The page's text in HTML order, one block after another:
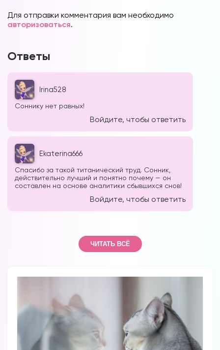
Для отправки комментария вам необходимо
авторизоваться.
Ответы
Irina528
Соннику нет равных!
Войдите, чтобы ответить
Ekaterina666
Спасибо за такой титанический труд. Сонник,
действительно лучший и понятно почему — он
составлен на основе аналитики сбывшихся снов!
Войдите, чтобы ответить
ЧИТАТЬ ВСЁ